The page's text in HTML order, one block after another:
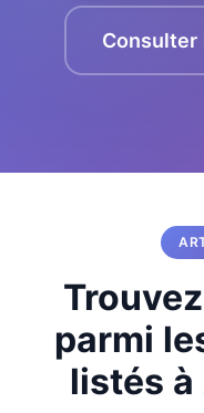
Consulter
parmi
listés